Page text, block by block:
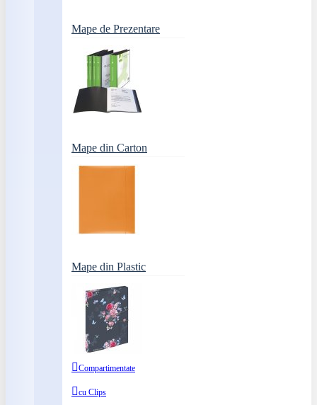
Mape de Prezentare
Mape din Carton
Mape din Plastic
Compartimentate
cu Clips